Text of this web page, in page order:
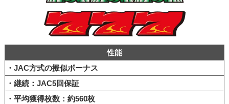
性能
・JAC方式の擬似ボーナス
・継続：JAC5回保証
・平均獲得枚数：約560枚